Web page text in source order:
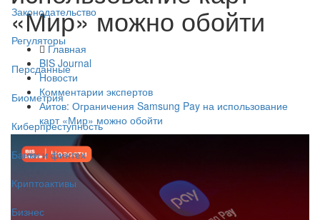
Законодательство
Регуляторы
Персданные
Биометрия
Киберпреступность
Банки и финтех
Криптоактивы
Бизнес
«Мир» можно обойти
Главная
BIS Journal
Новости
Комментарии экспертов
Аитов: Ограничения Samsung Pay на использование
карт «Мир» можно обойти